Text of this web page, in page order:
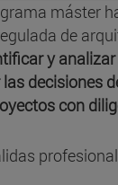
máster
de
y
decisiones
con